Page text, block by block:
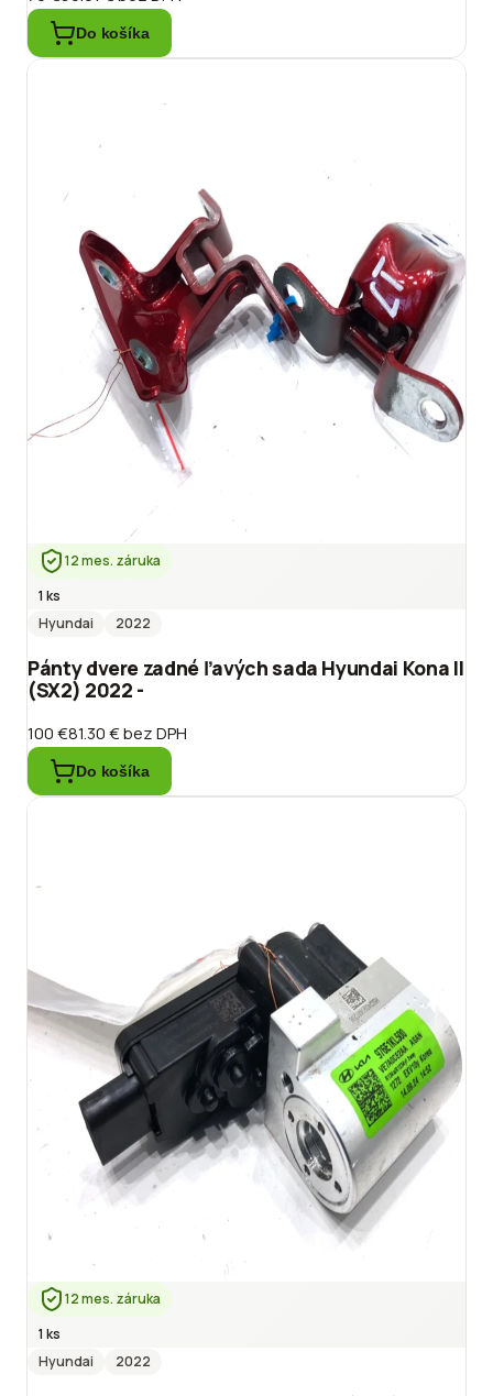
Do košíka
12 mes. záruka
1 ks
Hyundai
2022
Pánty dvere zadné ľavých sada Hyundai Kona II
(SX2) 2022 -
100 €81.30 €bez DPH
Do košíka
12 mes. záruka
1 ks
Hyundai
2022